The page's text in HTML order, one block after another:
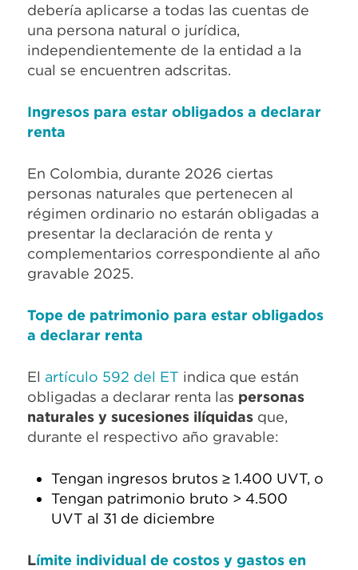
debería aplicarse a todas las cuentas de
una persona natural o jurídica,
independientemente de la entidad a la
cual se encuentren adscritas.
Ingresos para estar obligados a declarar
renta
En Colombia, durante 2026 ciertas
personas naturales que pertenecen al
régimen ordinario no estarán obligadas a
presentar la declaración de renta y
complementarios correspondiente al año
gravable 2025.
Tope de patrimonio para estar obligados
a declarar renta
El artículo 592 del ET indica que están
obligadas a declarar renta las personas
naturales y sucesiones ilíquidas que,
durante el respectivo año gravable:
Tengan ingresos brutos ≥ 1.400 UVT, o
Tengan patrimonio bruto > 4.500
UVT al 31 de diciembre
Límite individual de costos y gastos en